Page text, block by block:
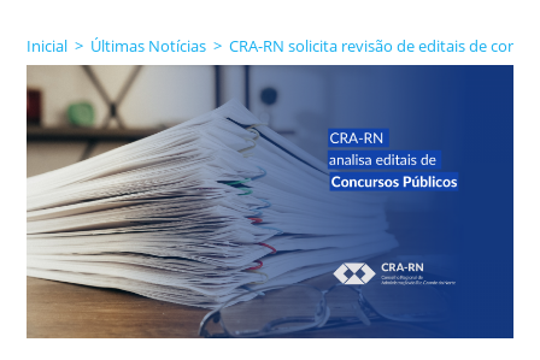
Inicial > Últimas Notícias > CRA-RN solicita revisão de editais de